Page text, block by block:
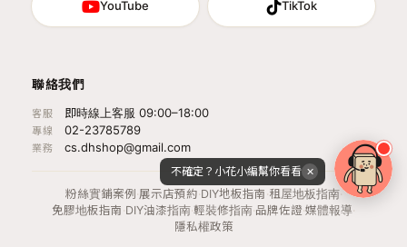
YouTube TikTok
聯絡我們
客服 即時線上客服 09:00–18:00
專線 02-23785789
業務 cs.dhshop@gmail.com
粉絲實鋪案例·展示店預約·DIY地板指南 ·租屋地板指南·
免膠地板指南 ·DIY油漆指南·輕裝修指南·品牌佐證·媒體報導·
隱私權政策
不確定？小花小編幫你看看 ✕